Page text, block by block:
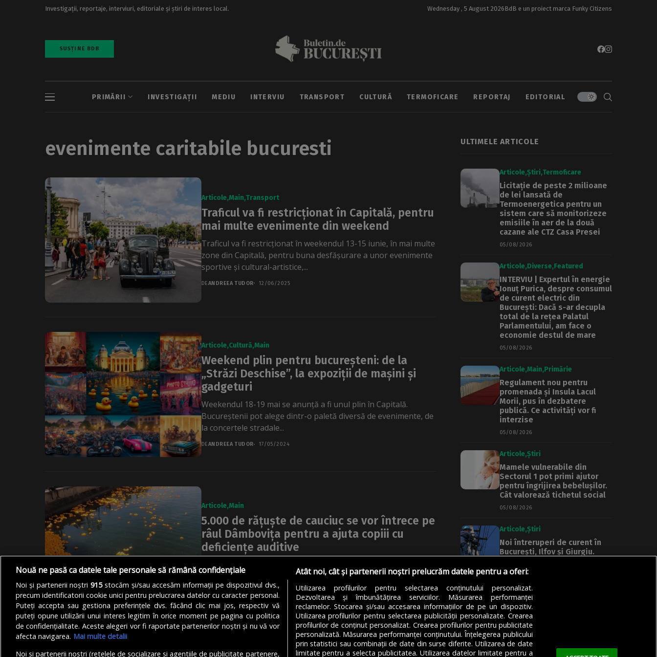
Investigații, reportaje, interviuri, editoriale și știri de interes local. Wednesday , 5 August 2026BdB e un proiect marca Funky Citizens
SUSȚINE BDB
PRIMĂRII INVESTIGAȚII MEDIU INTERVIU TRANSPORT CULTURĂ TERMOFICARE REPORTAJ EDITORIAL
evenimente caritabile bucuresti
Articole Main Transport
Traficul va fi restricționat în Capitală, pentru
mai multe evenimente din weekend
Traficul va fi restricționat în weekendul 13-15 iunie, în mai multe
zone din Capitală, pentru buna desfășurare a unor evenimente
sportive și cultural-artistice,...
DEANDREEA TUDOR 12/06/2025
Articole Cultură Main
Weekend plin pentru bucureșteni: de la
„Străzi Deschise”, la expoziții de mașini și
gadgeturi
Weekendul 18-19 mai se anunță a fi unul plin în Capitală.
Bucureștenii pot alege dintr-o paletă diversă de evenimente, de
la concertele stradale...
DEANDREEA TUDOR 17/05/2024
Articole Main
5.000 de rățuște de cauciuc se vor întrece pe
râul Dâmbovița pentru a ajuta copiii cu
deficiențe auditive
A opta ediție a Cursei de Rățuște București va avea loc sâmbătă,
18 aprilie, de la ora 15:00. Cele 5.000 de rățuște de...
DEANDREEA TUDOR 17/05/2024
ULTIMELE ARTICOLE
Articole Știri Termoficare
Licitație de peste 2 milioane
de lei lansată de
Termoenergetica pentru un
sistem care să monitorizeze
emisiile în aer de la două
cazane ale CTZ Casa Presei
05/08/2026
Articole Diverse Featured
INTERVIU | Expertul în energie
Ionuț Purica, despre consumul
de curent electric din
București: Dacă s-ar decupla
total de la rețea Palatul
Parlamentului, am face o
economie destul de mare
05/08/2026
Articole Main Primărie
Regulament nou pentru
promenada și Insula Lacul
Morii, pus în dezbatere
publică. Ce activități vor fi
interzise
05/08/2026
Articole Știri
Mamele vulnerabile din
Sectorul 1 pot primi ajutor
pentru îngrijirea bebelușilor.
Cât valorează tichetul social
05/08/2026
Articole Știri
Noi întreruperi de curent în
București, Ilfov și Giurgiu.
transmite lista actualizată a
05/08/2026
Nouă ne pasă ca datele tale personale să rămână confidențiale
Noi și partenerii noștri915stocăm și/sau accesăm informații pe dispozitivul dvs.,
precum identificatorii cookie unici pentru prelucrarea datelor cu caracter personal.
Puteți accepta sau gestiona preferințele dvs. făcând clic mai jos, respectiv vă
puteți opune utilizării unui interes legitim în orice moment pe pagina cu politica
de confidențialitate. Aceste alegeri vor fi raportate partenerilor noștri și nu vă vor
afecta navigarea. Mai multe detalii
Noi si partenerii nostri (retelele de socializare si agentiile de publicitate partenere,
Atât noi, cât și partenerii noștri prelucrăm datele pentru a oferi:
Utilizarea profilurilor pentru selectarea conținutului personalizat.
Dezvoltarea și îmbunătățirea serviciilor. Măsurarea performanței
reclamelor. Stocarea și/sau accesarea informațiilor de pe un dispozitiv.
Utilizarea profilurilor pentru selectarea publicității personalizate. Crearea
profilurilor de conținut personalizat. Crearea profilurilor pentru publicitate
personalizată. Măsurarea performanței conținutului. Înțelegerea publicului
prin statistici sau combinații de date din surse diferite. Utilizarea de date
limitate pentru a selecta publicitatea. Utilizarea datelor limitate pentru a